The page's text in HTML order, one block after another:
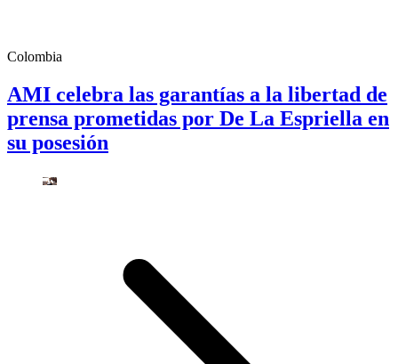
Colombia
AMI celebra las garantías a la libertad de
prensa prometidas por De La Espriella en
su posesión